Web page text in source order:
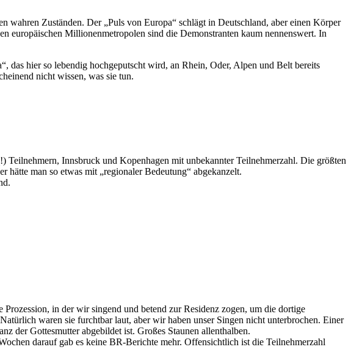
Zuständen. Der „Puls von Europa“ schlägt in Deutschland, aber einen Körper
europäischen Millionenmetropolen sind die Demonstranten kaum nennenswert. In
das hier so lebendig hochgeputscht wird, an Rhein, Oder, Alpen und Belt bereits
nicht wissen, was sie tun.
Innsbruck und Kopenhagen mit unbekannter Teilnehmerzahl. Die größten
man so etwas mit „regionaler Bedeutung“ abgekanzelt.
in der wir singend und betend zur Residenz zogen, um die dortige
waren sie furchtbar laut, aber wir haben unser Singen nicht unterbrochen. Einer
der Gottesmutter abgebildet ist. Großes Staunen allenthalben.
darauf gab es keine BR-Berichte mehr. Offensichtlich ist die Teilnehmerzahl